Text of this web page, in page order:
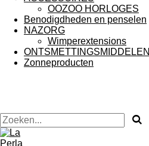
OOZOO HORLOGES
Benodigdheden en penselen
NAZORG
Wimperextensions
ONTSMETTINGSMIDDELEN
Zonneproducten